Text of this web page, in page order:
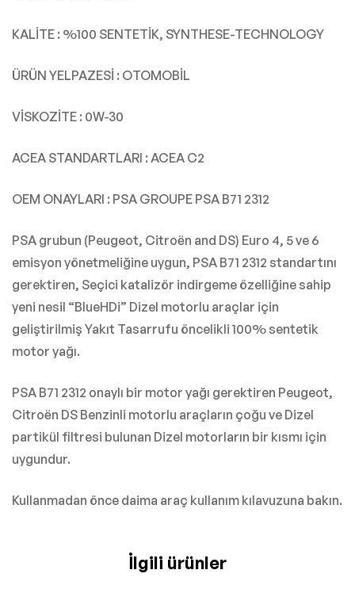
KALİTE : %100 SENTETİK, SYNTHESE-TECHNOLOGY
ÜRÜN YELPAZESİ : OTOMOBİL
VİSKOZİTE : 0W-30
ACEA STANDARTLARI : ACEA C2
OEM ONAYLARI : PSA GROUPE PSA B71 2312
PSA grubun (Peugeot, Citroën and DS) Euro 4, 5 ve 6
emisyon yönetmeliğine uygun, PSA B71 2312 standartını
gerektiren, Seçici katalizör indirgeme özelliğine sahip
yeni nesil “BlueHDi” Dizel motorlu araçlar için
geliştirilmiş Yakıt Tasarrufu öncelikli 100% sentetik
motor yağı.
PSA B71 2312 onaylı bir motor yağı gerektiren Peugeot,
Citroën DS Benzinli motorlu araçların çoğu ve Dizel
partikül filtresi bulunan Dizel motorların bir kısmı için
uygundur.
Kullanmadan önce daima araç kullanım kılavuzuna bakın.
İlgili ürünler